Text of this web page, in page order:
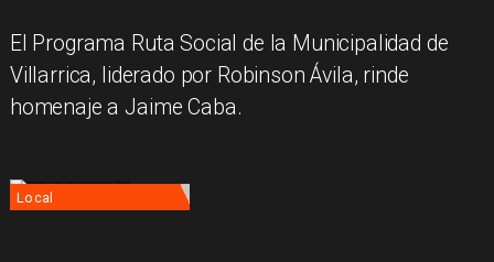
El Programa Ruta Social de la Municipalidad de
Villarrica, liderado por Robinson Ávila, rinde
homenaje a Jaime Caba.
Local